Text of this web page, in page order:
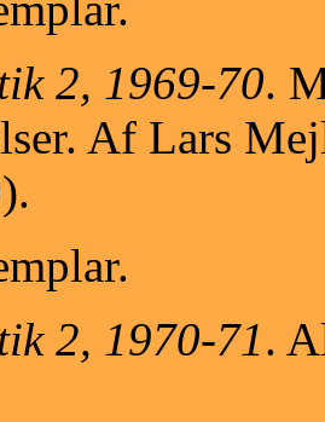
2, 1969-70.
Af Lars
2, 1970-71.